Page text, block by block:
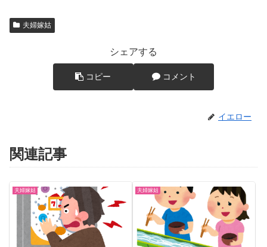
夫婦嫁姑
シェアする
コピー コメント
イエロー
関連記事
夫婦嫁姑 夫婦嫁姑